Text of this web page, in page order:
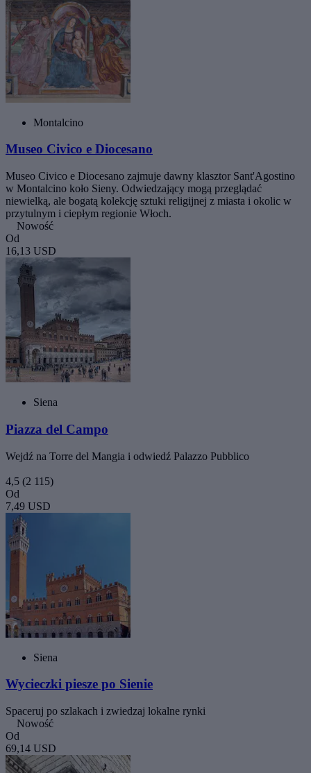
Montalcino
Museo Civico e Diocesano
Museo Civico e Diocesano zajmuje dawny klasztor Sant'Agostino
w Montalcino koło Sieny. Odwiedzający mogą przeglądać
niewielką, ale bogatą kolekcję sztuki religijnej z miasta i okolic w
przytulnym i ciepłym regionie Włoch.
Nowość
Od
16,13 USD
Siena
Piazza del Campo
Wejdź na Torre del Mangia i odwiedź Palazzo Pubblico
4,5 (2 115)
Od
7,49 USD
Siena
Wycieczki piesze po Sienie
Spaceruj po szlakach i zwiedzaj lokalne rynki
Nowość
Od
69,14 USD